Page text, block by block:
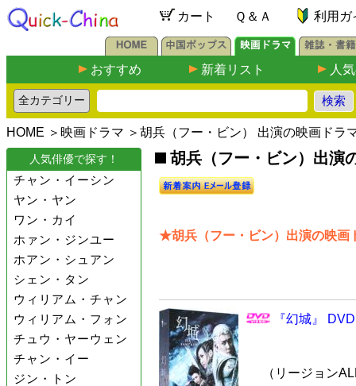
カート Ｑ＆Ａ 利用ガ
おすすめ 新着リスト 人
HOME ＞ 映画ドラマ ＞胡兵（フー・ビン） 出演の映画ドラ
人気俳優で探す！
チャン・イーシン
ヤン・ヤン
ワン・カイ
ホァン・ジンユー
ホアン・シュアン
シェン・タン
ウィリアム・チャン
ウィリアム・フォン
チュウ・ヤーウェン
チャン・イー
ジン・トン
胡兵（フー・ビン）出演
★胡兵（フー・ビン）出演の映画
『幻城』
（リージョン